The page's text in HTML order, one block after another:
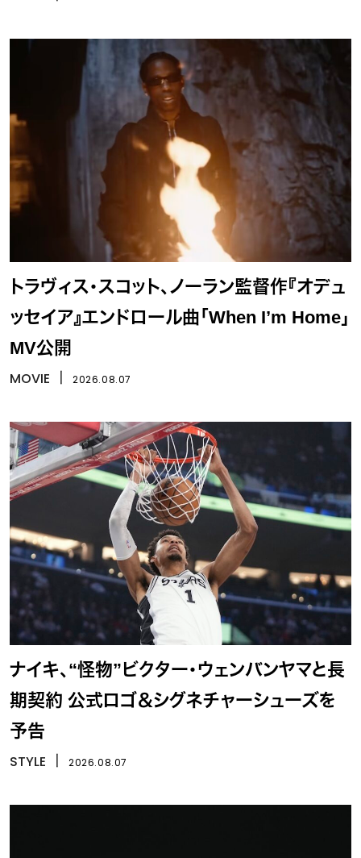
トラヴィス・スコット、ノーラン監督作『オデュ
ッセイア』エンドロール曲「When I’m Home」
MV公開
MOVIE 2026.08.07
ナイキ、“怪物”ビクター・ウェンバンヤマと長
期契約 公式ロゴ＆シグネチャーシューズを
予告
STYLE 2026.08.07